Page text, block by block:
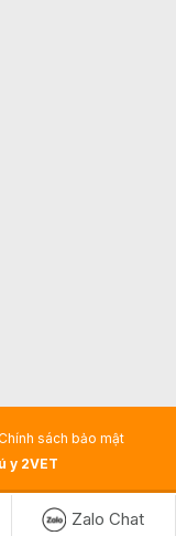
sách bảo mật
y 2VET
Zalo Chat